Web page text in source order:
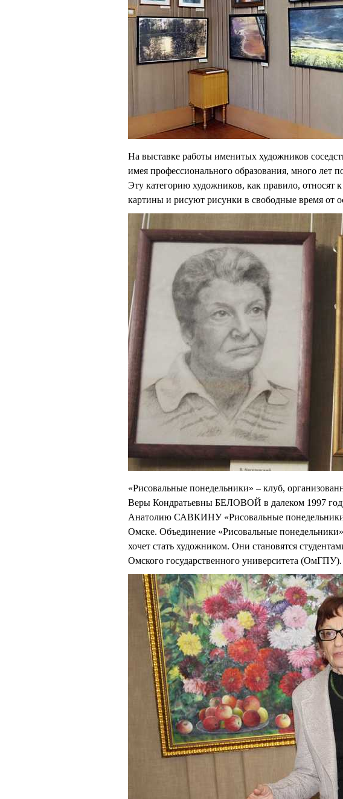
На выставке работы именитых художников
имея профессионального образования, много лет
Эту категорию художников, как правило,
картины и рисуют рисунки в свободные время от
«Рисовальные понедельники» – клуб,
Веры Кондратьевны БЕЛОВОЙ в далеком 1997
Анатолию САВКИНУ «Рисовальные
Омске. Объединение «Рисовальные
хочет стать художником. Они становятся
Омского государственного университета (ОмГПУ).